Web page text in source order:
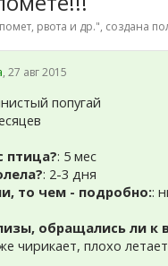
рвота и др.", создана
, 27 авг 2015
попугай
птица?: 5 мес
: 2-3 дня
то чем - подробно::
обращались ли к
чирикает, плохо